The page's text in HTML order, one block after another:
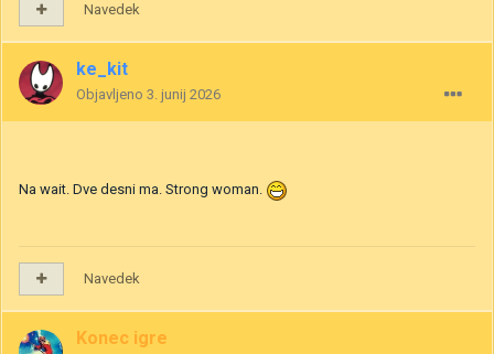
Navedek
ke_kit
Objavljeno 3. junij 2026
Na wait. Dve desni ma. Strong woman.
Navedek
Konec igre